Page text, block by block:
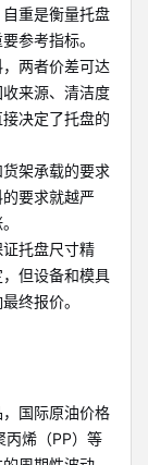
重是衡量托盘
参考指标。
两者价差可达
来源、清洁度
决定了托盘的
架承载的要求
要求就越严
托盘尺寸精
但设备和模具
终报价。
国际原油价格
丙烯（PP）等